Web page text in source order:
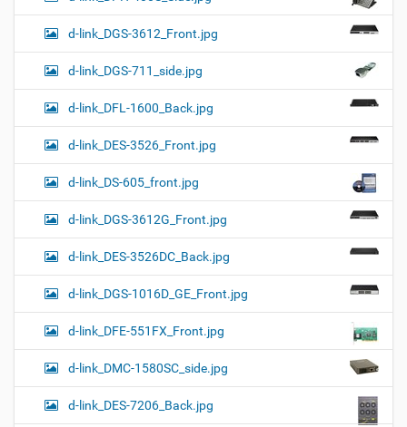
d-link_DGS-3612_Front.jpg
d-link_DGS-711_side.jpg
d-link_DFL-1600_Back.jpg
d-link_DES-3526_Front.jpg
d-link_DS-605_front.jpg
d-link_DGS-3612G_Front.jpg
d-link_DES-3526DC_Back.jpg
d-link_DGS-1016D_GE_Front.jpg
d-link_DFE-551FX_Front.jpg
d-link_DMC-1580SC_side.jpg
d-link_DES-7206_Back.jpg